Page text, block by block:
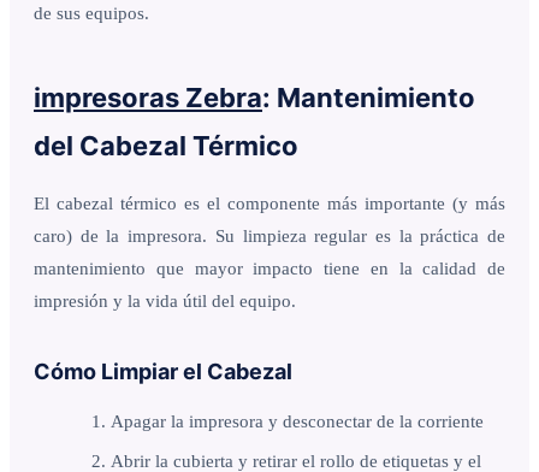
de sus equipos.
impresoras Zebra: Mantenimiento
del Cabezal Térmico
El cabezal térmico es el componente más importante (y más
caro) de la impresora. Su limpieza regular es la práctica de
mantenimiento que mayor impacto tiene en la calidad de
impresión y la vida útil del equipo.
Cómo Limpiar el Cabezal
Apagar la impresora y desconectar de la corriente
Abrir la cubierta y retirar el rollo de etiquetas y el